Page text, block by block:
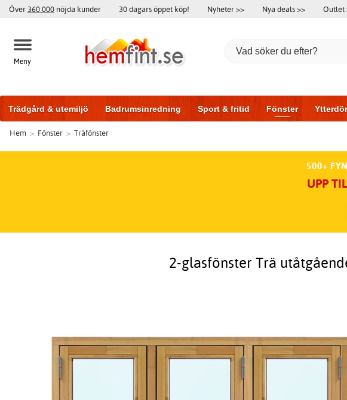
Över 360 000 nöjda kunder 30 dagars öppet köp! Nyheter >> Nya deals >> Outlet
Meny
Trädgård & utemiljö Badrumsinredning Sport & fritid Fönster
Badrumsmöbler Träningsutrustning
Hem > Fönster > Träfönster
500+
UPP
2-glasfönster Trä